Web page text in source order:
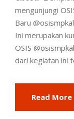
mengunjungi
Baru
Ini merupakan
OSIS
dari kegiatan ini
Read More